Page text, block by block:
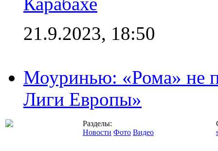
21.9.2023, 18:50
Моуринью: «Рома» не
Лиги Европы»
Разделы:
Новости Фото Видео